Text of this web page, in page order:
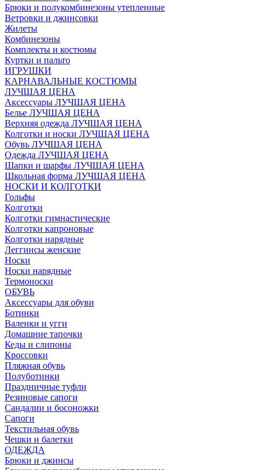
Брюки и полукомбинезоны утепленные
Ветровки и джинсовки
Жилеты
Комбинезоны
Комплекты и костюмы
Куртки и пальто
ИГРУШКИ
КАРНАВАЛЬНЫЕ КОСТЮМЫ
ЛУЧШАЯ ЦЕНА
Аксессуары ЛУЧШАЯ ЦЕНА
Белье ЛУЧШАЯ ЦЕНА
Верхняя одежда ЛУЧШАЯ ЦЕНА
Колготки и носки ЛУЧШАЯ ЦЕНА
Обувь ЛУЧШАЯ ЦЕНА
Одежда ЛУЧШАЯ ЦЕНА
Шапки и шарфы ЛУЧШАЯ ЦЕНА
Школьная форма ЛУЧШАЯ ЦЕНА
НОСКИ И КОЛГОТКИ
Гольфы
Колготки
Колготки гимнастические
Колготки капроновые
Колготки нарядные
Леггинсы женские
Носки
Носки нарядные
Термоноски
ОБУВЬ
Аксессуары для обуви
Ботинки
Валенки и угги
Домашние тапочки
Кеды и слипоны
Кроссовки
Пляжная обувь
Полуботинки
Праздничные туфли
Резиновые сапоги
Сандалии и босоножки
Сапоги
Текстильная обувь
Чешки и балетки
ОДЕЖДА
Брюки и джинсы